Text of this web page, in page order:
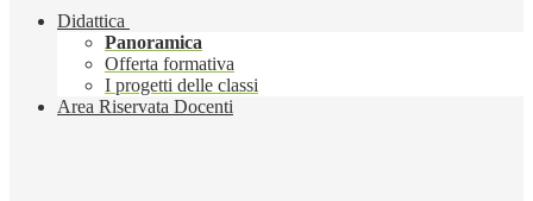
Didattica
Panoramica
Offerta formativa
I progetti delle classi
Area Riservata Docenti